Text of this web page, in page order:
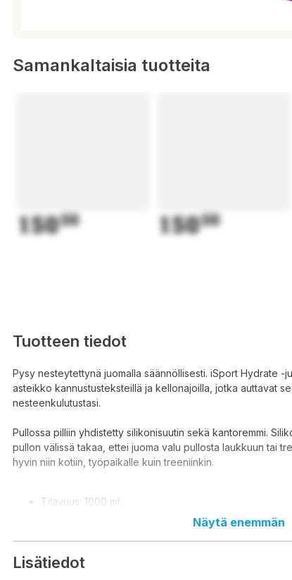
Samankaltaisia tuotteita
15050 15050
Tuotteen tiedot
Pysy nesteytettynä juomalla säännöllisesti. iSport Hydrate -
asteikko kannustusteksteillä ja kellonajoilla, jotka auttavat
nesteenkulutustasi.
Pullossa pilliin yhdistetty silikonisuutin sekä kantoremmi.
pullon välissä takaa, ettei juoma valu pullosta laukkuun tai
hyvin niin kotiin, työpaikalle kuin treeniinkin.
Tilavuus: 1000 ml
Materiaalit: PETG-pullo, PP-korkki, silikonisuutin ja
polyesteria
Näytä enemmän
Lisätiedot